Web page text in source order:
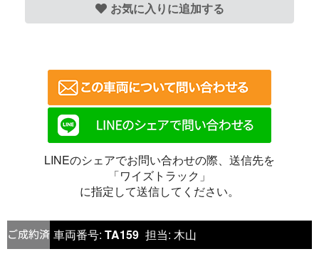
お気に入りに追加する
LINEのシェアでお問い合わせの際、送信先を
「ワイズトラック」
に指定して送信してください。
車両番号: TA159 担当: 木山